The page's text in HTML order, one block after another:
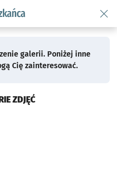
podserwis: Dla mieszkańca
„Szpital nie
Przejdź do
galerii. Poniżej inne
Cię zainteresować.
ZDJĘĆ